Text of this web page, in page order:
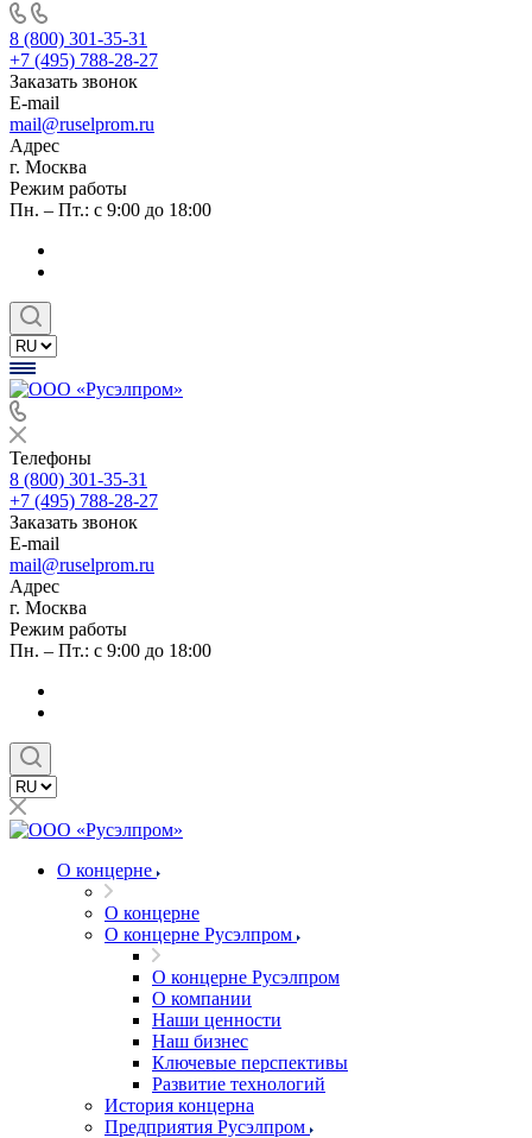
8 (800) 301-35-31
+7 (495) 788-28-27
Заказать звонок
E-mail
mail@ruselprom.ru
Адрес
г. Москва
Режим работы
Пн. – Пт.: с 9:00 до 18:00
Телефоны
8 (800) 301-35-31
+7 (495) 788-28-27
Заказать звонок
E-mail
mail@ruselprom.ru
Адрес
г. Москва
Режим работы
Пн. – Пт.: с 9:00 до 18:00
О концерне
О концерне
О концерне Русэлпром
О концерне Русэлпром
О компании
Наши ценности
Наш бизнес
Ключевые перспективы
Развитие технологий
История концерна
Предприятия Русэлпром